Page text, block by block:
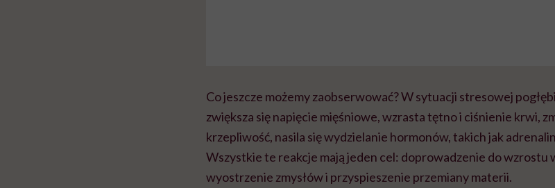
Co jeszcze możemy zaobserwować? W sytuacji stresowej
zwiększa się napięcie mięśniowe, wzrasta tętno i ciśnienie krwi,
krzepliwość, nasila się wydzielanie hormonów, takich jak
Wszystkie te reakcje mają jeden cel: doprowadzenie do wzrostu
wyostrzenie zmysłów i przyspieszenie przemiany materii.